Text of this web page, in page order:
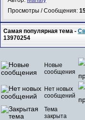
Просмотры / Сообщения:
Самая популярная тема -
13970254
Новые
сообщения
Нет новых
сообщений
Тема
закрыта